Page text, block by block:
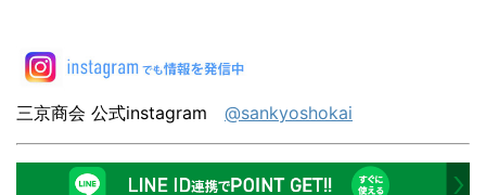
三京商会 公式instagram @sankyoshokai